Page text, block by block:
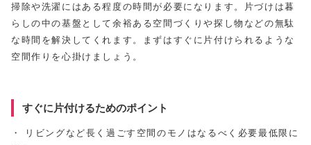
掃除や洗濯にはある程度の時間が必要になります。片づけは暮
らしの中の基盤として余裕ある空間づくりや探し物などの無駄
な時間を解決してくれます。まずはすぐに片付けられるような
空間作りを心掛けましょう。
すぐに片付けるためのポイント
・ リビングなど長く過ごす空間のモノはなるべく必要最低限に